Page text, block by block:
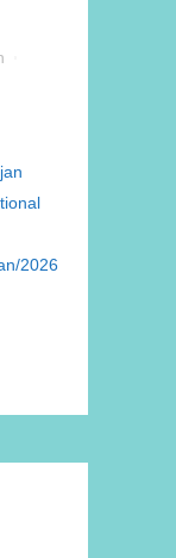
2026